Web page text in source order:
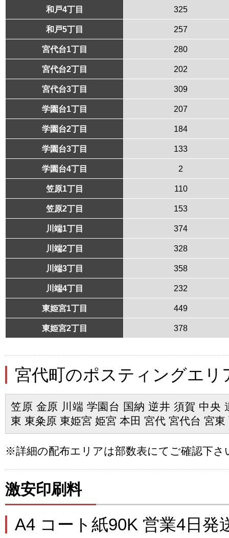
和戸4丁目 325
和戸5丁目 257
宮代台1丁目 280
宮代台2丁目 202
宮代台3丁目 309
学園台1丁目 207
学園台2丁目 184
学園台3丁目 133
学園台4丁目 2
笠原1丁目 110
笠原2丁目 153
川端1丁目 374
川端2丁目 328
川端3丁目 358
川端4丁目 232
東姫宮1丁目 449
東姫宮2丁目 378
宮代町のポスティングエリ
笠原 金原 川端 学園台 国納 逆井 須賀 中央
東 東粂原 東姫宮 姫宮 本田 宮代 宮代台 宮
※詳細の配布エリアは部数表にてご確認下さ
激安印刷料
A4 コート紙90K 営業4日発